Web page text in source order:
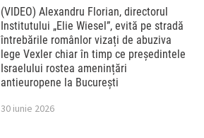
(VIDEO) Alexandru Florian, directorul
Institutului „Elie Wiesel”, evită pe stradă
întrebările românlor vizați de abuziva
lege Vexler chiar în timp ce președintele
Israelului rostea amenințări
antieuropene la București
30 iunie 2026